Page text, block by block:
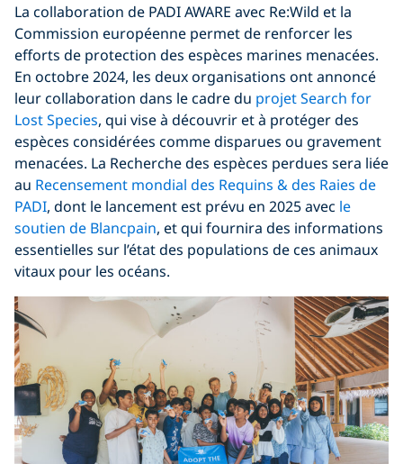
La collaboration de PADI AWARE avec Re:Wild et la
Commission européenne permet de renforcer les
efforts de protection des espèces marines menacées.
En octobre 2024, les deux organisations ont annoncé
leur collaboration dans le cadre du projet Search for
Lost Species, qui vise à découvrir et à protéger des
espèces considérées comme disparues ou gravement
menacées. La Recherche des espèces perdues sera liée
au Recensement mondial des Requins & des Raies de
PADI, dont le lancement est prévu en 2025 avec le
soutien de Blancpain, et qui fournira des informations
essentielles sur l’état des populations de ces animaux
vitaux pour les océans.